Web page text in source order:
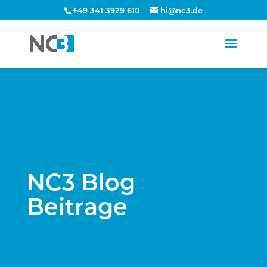
+49 341 3929 610 hi@nc3.de
NC3 Blog
Beitrage